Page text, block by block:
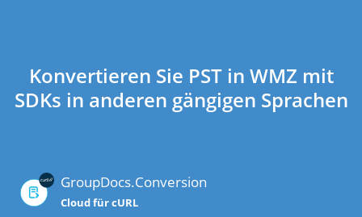
Konvertieren Sie PST in WMZ mit
SDKs in anderen gängigen Sprachen
GroupDocs.Conversion
Cloud für cURL